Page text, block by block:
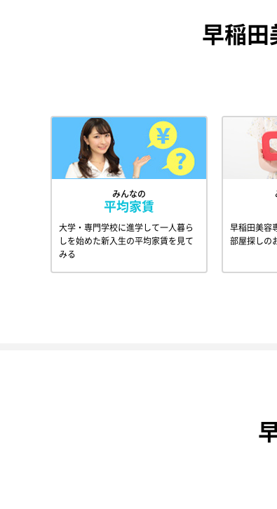
早稲田
みんなの
平均家賃
大学・専門学校に進学して一人暮ら
しを始めた新入生の平均家賃を見て
みる
早稲田美容
部屋探しの